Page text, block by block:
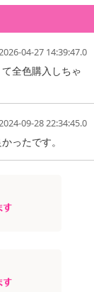
04-27 14:39:47.0
全色購入しちゃ
09-28 22:34:45.0
ったです。